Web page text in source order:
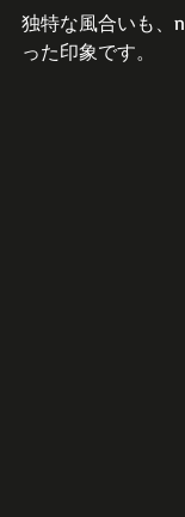
独特な風合いも、
った印象です。